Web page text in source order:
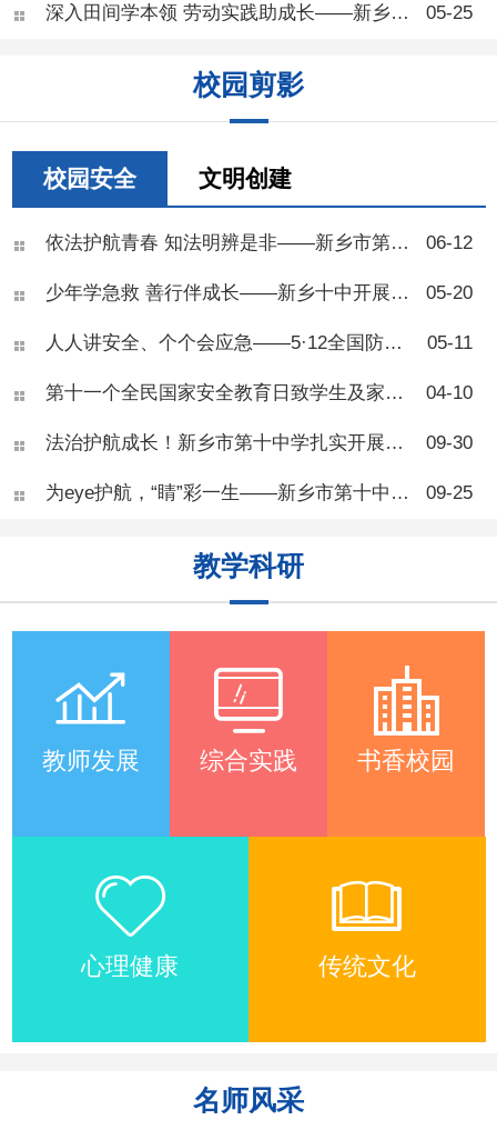
健康多方面危害青少年成长，
患病风险。 现场同学们反
响热烈，大家对照BMI标准互
相测算体重，踊跃举手提问，
息调整等问题积极研讨、交流
心得。不少同学结合自身日常
饮食习惯主动反思，纷纷表示
听完讲解才意识到甜食、久
坐、熬夜对身体的伤害，现场
学习氛围浓厚。 王医师总
结了青少年肥胖三大诱因：高
动、睡眠不足扰乱身体激素。
机、熬夜等日常习惯，都会造
肪堆积。 针对体重管理，
专家
深入田间学本领 劳动实践助成长——新乡市第十中学“劳动进农庄”活动顺利开展 05-25
校园剪影
校园安全 文明创建
依法护航青春 知法明辨是非——新乡市第十中学法治教育专题讲座 06-12
少年学急救 善行伴成长——新乡十中开展校园应急自救互救专项培训 05-20
人人讲安全、个个会应急——5·12全国防灾减灾日致家长的一封信 05-11
第十一个全民国家安全教育日致学生及家长的一封信 04-10
法治护航成长！新乡市第十中学扎实开展秋季法治宣传周活动 09-30
为eye护航，“睛”彩一生——新乡市第十中学健康教育“爱眼护眼”活动 09-25
教学科研
教师发展 综合实践 书香校园
心理健康 传统文化
名师风采